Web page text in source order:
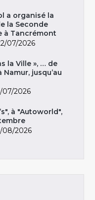
a organisé la
la Seconde
à Tancrémont
07/2026
la Ville », … de
Namur, jusqu’au
07/2026
à "Autoworld",
08/2026